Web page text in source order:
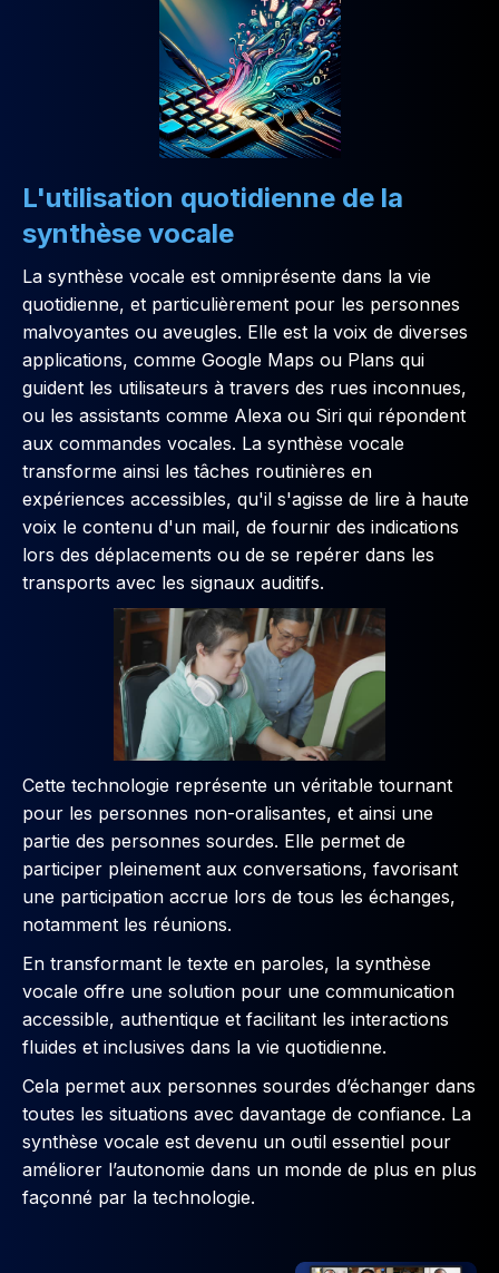
L'utilisation quotidienne de la
synthèse vocale
La synthèse vocale est omniprésente dans la vie
quotidienne, et particulièrement pour les personnes
malvoyantes ou aveugles. Elle est la voix de diverses
applications, comme Google Maps ou Plans qui
guident les utilisateurs à travers des rues inconnues,
ou les assistants comme Alexa ou Siri qui répondent
aux commandes vocales. La synthèse vocale
transforme ainsi les tâches routinières en
expériences accessibles, qu'il s'agisse de lire à haute
voix le contenu d'un mail, de fournir des indications
lors des déplacements ou de se repérer dans les
transports avec les signaux auditifs.
Cette technologie représente un véritable tournant
pour les personnes non-oralisantes, et ainsi une
partie des personnes sourdes. Elle permet de
participer pleinement aux conversations, favorisant
une participation accrue lors de tous les échanges,
notamment les réunions.
En transformant le texte en paroles, la synthèse
vocale offre une solution pour une communication
accessible, authentique et facilitant les interactions
fluides et inclusives dans la vie quotidienne.
Cela permet aux personnes sourdes d’échanger dans
toutes les situations avec davantage de confiance. La
synthèse vocale est devenu un outil essentiel pour
améliorer l’autonomie dans un monde de plus en plus
façonné par la technologie.